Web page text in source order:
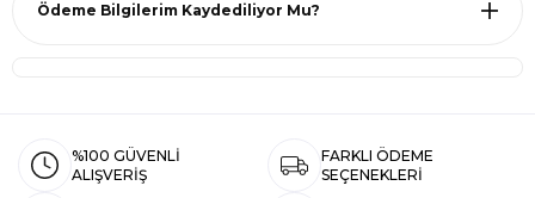
Ödeme Bilgilerim Kaydediliyor Mu?
%100 GÜVENLİ
ALIŞVERİŞ
FARKLI ÖDEME
SEÇENEKLERİ